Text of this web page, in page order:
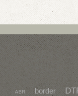
ABR border